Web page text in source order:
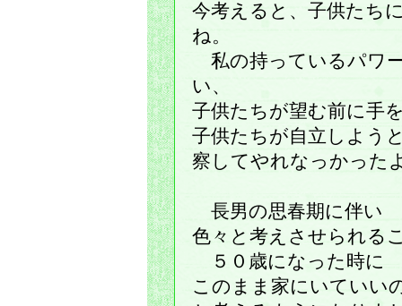
今考えると、子供たち
ね。
私の持っているパワ
い、
子供たちが望む前に手
子供たちが自立しよう
察してやれなっかった
長男の思春期に伴い
色々と考えさせられる
５０歳になった時に
このまま家にいてい